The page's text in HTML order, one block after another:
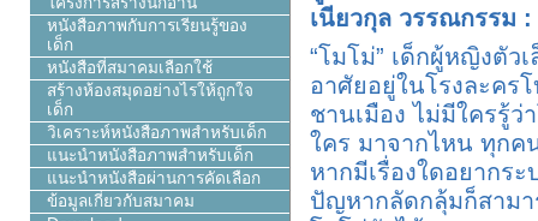
เนียวกุล วรรณกรรม
“โมโม่” เด็กผู้หญิงตัวเ
อาศัยอยู่ในโรงละคร
ชานเมือง ไม่มีใครรู้ว่
ใคร มาจากไหน ทุกค
หากมีเรื่องใดอยากระ
ปัญหากลัดกลุ้มก็สามา
หนังสือภาพกับการเรียนรู้ของ
เด็ก
หนังสือที่สมาคมเลือกใช้
สร้างห้องสมุดอย่างไรให้ถูกใจ
เด็ก
วิเคราะห์หนังสือภาพสำหรับเด็ก
แนะนำหนังสือภาพสำหรับเด็ก
แนะนำหนังสือผ่านการคัดเลือก
ข้อมูลเกี่ยวกับสมาคม